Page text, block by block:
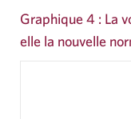
Graphique 4 : La
elle la nouvelle